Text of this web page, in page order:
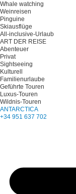
Whale watching
Weinreisen
Pinguine
Skiausflüge
All-inclusive-Urlaub
ART DER REISE
Abenteuer
Privat
Sightseeing
Kulturell
Familienurlaube
Geführte Touren
Luxus-Touren
Wildnis-Touren
ANTARCTICA
+34 951 637 702